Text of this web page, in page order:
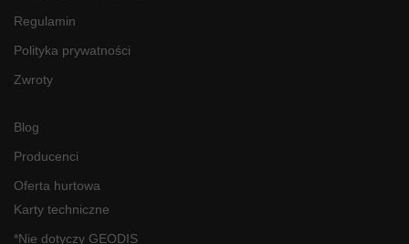
Regulamin
Polityka prywatności
Zwroty
Blog
Producenci
Oferta hurtowa
Karty techniczne
*Nie dotyczy GEODIS